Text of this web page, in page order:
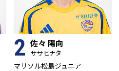
佐々 陽向
ササ ヒナタ
2
マリソル松島ジュニア